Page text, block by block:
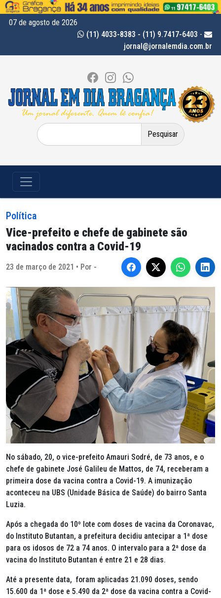
07 de agosto de 2026
(11) 4033-8383 - (11) 9.7417-6403 -
jornal@jornalemdia.com.br
Pesquisar
por:
Política
Vice-prefeito e chefe de gabinete são
vacinados contra a Covid-19
23 de março de 2021 • Por -
No sábado, 20, o vice-prefeito Amauri Sodré, de 73 anos, e o
chefe de gabinete José Galileu de Mattos, de 74, receberam a
primeira dose da vacina contra a Covid-19. A imunização
aconteceu na UBS (Unidade Básica de Saúde) do bairro Santa
Luzia.
Após a chegada do 10º lote com doses de vacina da Coronavac,
do Instituto Butantan, a prefeitura decidiu antecipar a 1ª dose
para os idosos de 72 a 74 anos. O intervalo para a 2ª dose da
vacina do Instituto Butantan é entre 21 e 28 dias.
Até a presente data, foram aplicadas 21.090 doses, sendo
15.600 da 1ª dose e 5.490 da 2ª dose da vacina contra a Covid-